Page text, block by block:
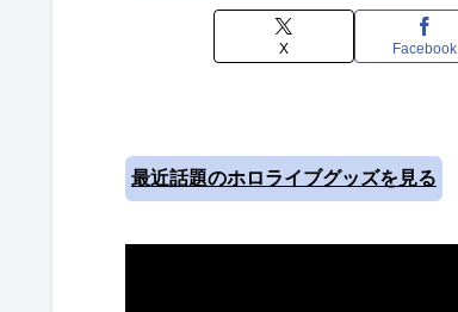
X Facebook
最近話題のホロライブグッズを見る